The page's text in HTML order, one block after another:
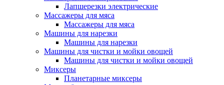
Лапшерезки электрические
Массажеры для мяса
Массажеры для мяса
Машины для нарезки
Машины для нарезки
Машины для чистки и мойки овощей
Машины для чистки и мойки овощей
Миксеры
Планетарные миксеры